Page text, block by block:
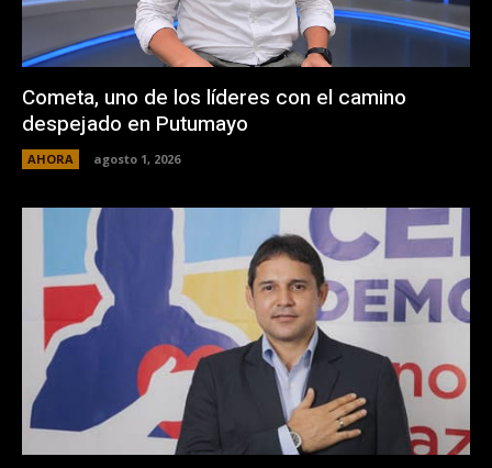
Cometa, uno de los líderes con el camino
despejado en Putumayo
AHORA agosto 1, 2026